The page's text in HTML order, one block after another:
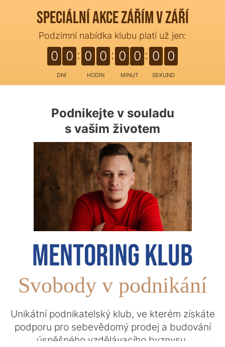
speciální akce zářím v září
Podzimní nabídka klubu platí už jen:
0 0
DNÍ
0 0
HODIN
0 0
MINUT
0 0
SEKUND
Podnikejte v souladu
s vašim životem
Mentoring klub
Svobody v podnikání
Unikátní podnikatelský klub, ve kterém získáte
podporu pro sebevědomý prodej a budování
úspěšného vzdělávacího byznysu.